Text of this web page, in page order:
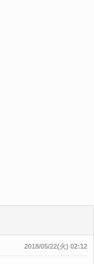
2018/05/22(火) 02:12